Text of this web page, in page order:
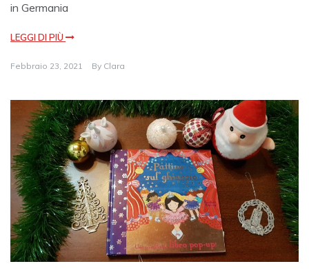
in Germania
LEGGI DI PIÙ
Febbraio 23, 2021 By Clara